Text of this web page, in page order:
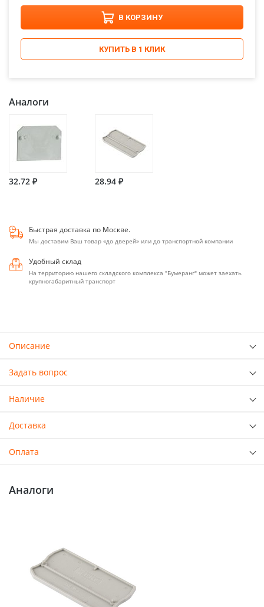
В КОРЗИНУ
КУПИТЬ В 1 КЛИК
Аналоги
32.72 ₽ 28.94 ₽
Быстрая доставка по Москве.
Мы доставим Ваш товар «до дверей» или до транспортной компании
Удобный склад
На территорию нашего складского комплекса "Бумеранг" может заехать
крупногабаритный транспорт
Описание
Задать вопрос
Наличие
Доставка
Оплата
Аналоги